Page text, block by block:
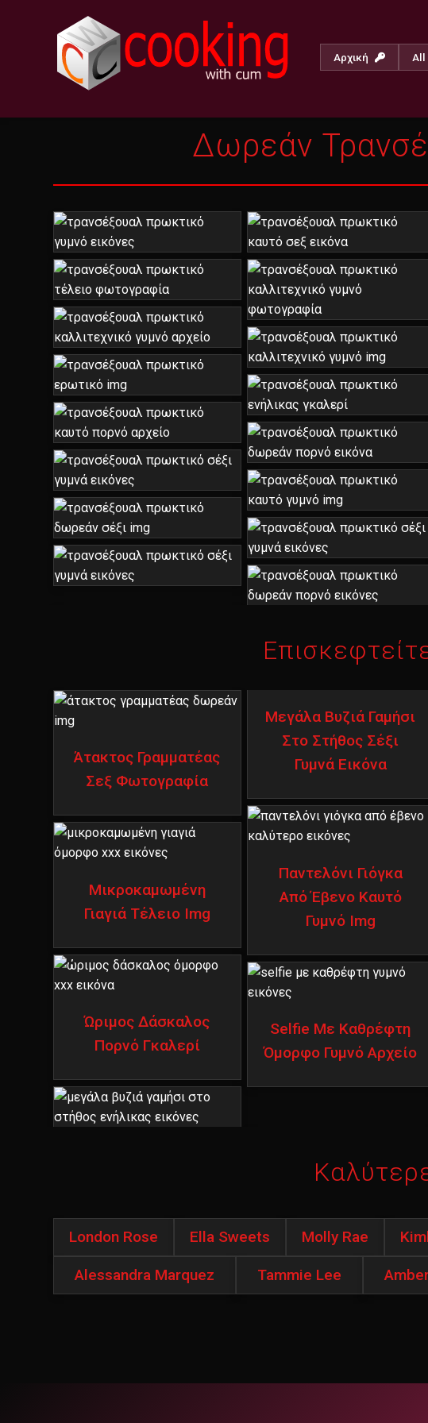
Αρχική All
Δωρεάν
Άτακτος Γραμματέας
Σεξ Φωτογραφία
Μικροκαμωμένη
Γιαγιά Τέλειο Img
Ώριμος Δάσκαλος
Πορνό Γκαλερί
Μεγάλα Βυζιά Γαμήσι
Στο Στήθος Σέξι
Γυμνά Εικόνα
Παντελόνι Γιόγκα
Από Έβενο Καυτό
Γυμνό Img
Selfie Με Καθρέφτη
Όμορφο Γυμνό Αρχείο
London Rose Ella Sweets Molly Rae
Alessandra Marquez Tammie Lee